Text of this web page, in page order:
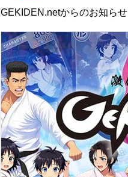
GEKIDEN.netからのお知らせ